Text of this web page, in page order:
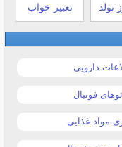
تولد تعبیر خواب
دارویی
فوتبال
مواد غذایی